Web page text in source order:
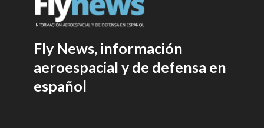
Fly News, información
aeroespacial y de defensa en
español